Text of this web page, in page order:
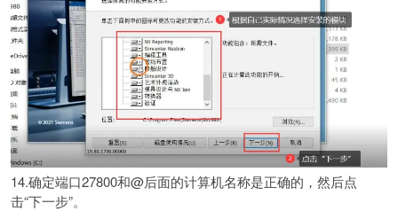
14.确定端口27800和@后面的计算机名称是正确的，然后点
击“下一步”。